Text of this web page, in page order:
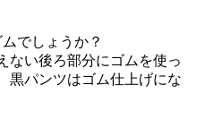
でしょうか？
ない後ろ部分にゴムを使っ
黒パンツはゴム仕上げにな